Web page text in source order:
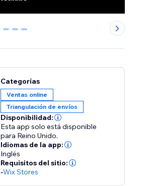
2 3 4
Categorías
Ventas online
Triangulación de envíos
Disponibilidad:
Esta app solo está disponible
para Reino Unido.
Idiomas de la app:
Inglés
Requisitos del sitio:
-Wix Stores